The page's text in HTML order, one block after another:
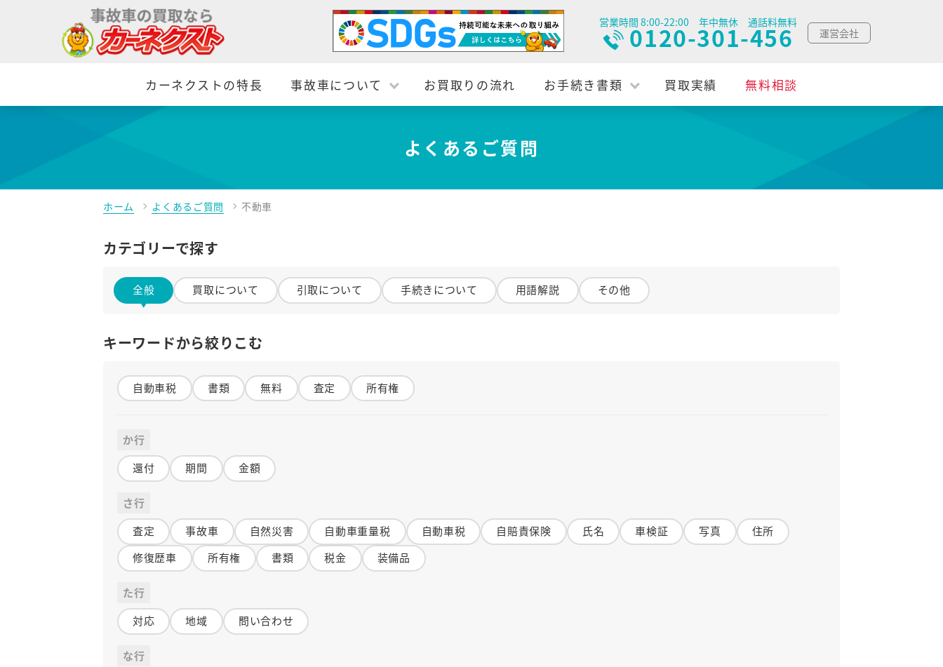
営業時間 8:00-22:00 年中無休 通話料無料
0120-301-456 運営会社
カーネクストの特長 事故車について お買取りの流れ お手続き書類 買取実績 無料相談
よくあるご質問
ホーム よくあるご質問 不動車
カテゴリーで探す
全般 買取について 引取について 手続きについて 用語解説 その他
キーワードから絞りこむ
自動車税 書類 無料 査定 所有権
か行
還付
期間 金額
さ行
査定
事故車 自然災害 自動車重量税 自動車税 自賠責保険 氏名 車検証 写真
住所
修復歴車
所有権 書類 税金 装備品
た行
対応
地域 問い合わせ
な行